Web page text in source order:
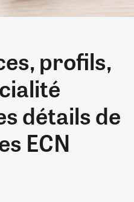
profils,
détails de
ECN